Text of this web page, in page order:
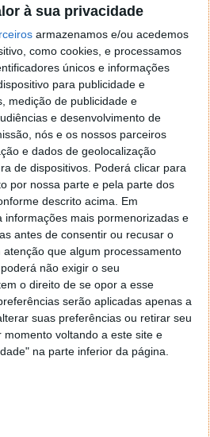
à sua privacidade
armazenamos e/ou acedemos
como cookies, e processamos
únicos e informações
para publicidade e
medição de publicidade e
e desenvolvimento de
nós e os nossos parceiros
e dados de geolocalização
de dispositivos. Poderá clicar para
por nossa parte e pela parte dos
descrito acima. Em
informações mais pormenorizadas e
antes de consentir ou recusar o
atenção que algum processamento
não exigir o seu
o direito de se opor a esse
serão aplicadas apenas a
suas preferências ou retirar seu
voltando a este site e
na parte inferior da página.
Modo Carreira
1 COMENTÁRIO
ainda se encontra um pouco